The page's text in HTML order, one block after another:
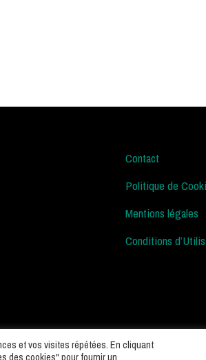
Contact
Politique de
Mentions légales
Conditions
et vos visites répétées. En cliquant
des cookies" pour fournir un